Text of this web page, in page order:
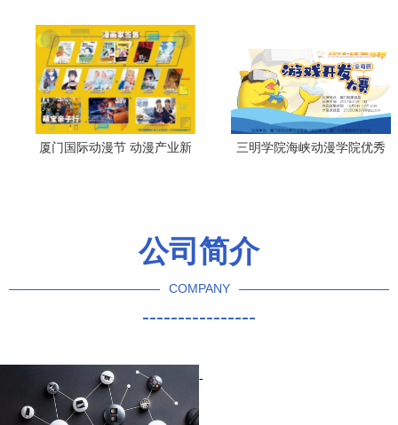
厦门国际动漫节 动漫产业新
三明学院海峡动漫学院优秀
公司简介
COMPANY
----------------
-